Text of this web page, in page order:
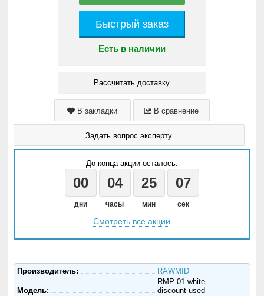
Быстрый заказ
Есть в наличии
Рассчитать доставку
В закладки В сравнение
Задать вопрос эксперту
До конца акции осталось:
00 04 25 05
дни часы мин сек
Смотреть все акции
Производитель: RAWMID
Модель:
RMP-01 white
discount used